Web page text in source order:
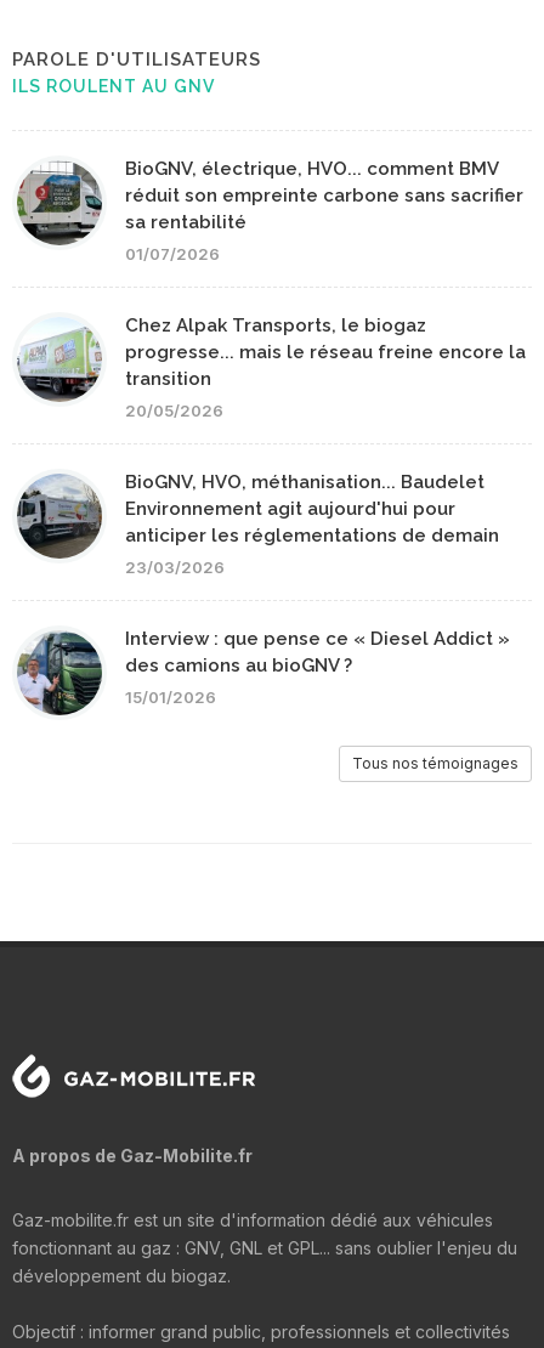
PAROLE D'UTILISATEURS
ILS ROULENT AU GNV
BioGNV, électrique, HVO... comment BMV
réduit son empreinte carbone sans sacrifier
sa rentabilité
01/07/2026
Chez Alpak Transports, le biogaz
progresse... mais le réseau freine encore la
transition
20/05/2026
BioGNV, HVO, méthanisation... Baudelet
Environnement agit aujourd'hui pour
anticiper les réglementations de demain
23/03/2026
Interview : que pense ce « Diesel Addict »
des camions au bioGNV ?
15/01/2026
Tous nos témoignages
A propos de Gaz-Mobilite.fr
Gaz-mobilite.fr est un site d'information dédié aux véhicules
fonctionnant au gaz : GNV, GNL et GPL... sans oublier l'enjeu du
développement du biogaz.
Objectif : informer grand public, professionnels et collectivités